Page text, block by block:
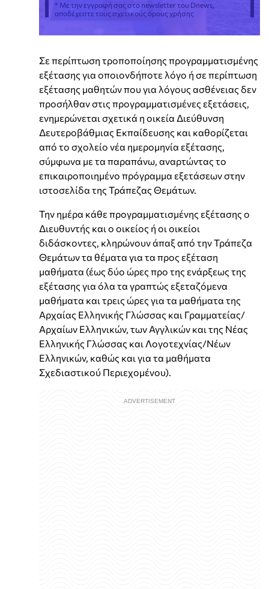
* Με την εγγραφή σας στο newsletter του Dnews,
αποδέχεστε τους σχετικούς όρους χρήσης
Σε περίπτωση τροποποίησης προγραμματισμένης
εξέτασης για οποιονδήποτε λόγο ή σε περίπτωση
εξέτασης μαθητών που για λόγους ασθένειας δεν
προσήλθαν στις προγραμματισμένες εξετάσεις,
ενημερώνεται σχετικά η οικεία Διεύθυνση
Δευτεροβάθμιας Εκπαίδευσης και καθορίζεται
από το σχολείο νέα ημερομηνία εξέτασης,
σύμφωνα με τα παραπάνω, αναρτώντας το
επικαιροποιημένο πρόγραμμα εξετάσεων στην
ιστοσελίδα της Τράπεζας Θεμάτων.
Την ημέρα κάθε προγραμματισμένης εξέτασης ο
Διευθυντής και ο οικείος ή οι οικείοι
διδάσκοντες, κληρώνουν άπαξ από την Τράπεζα
Θεμάτων τα θέματα για τα προς εξέταση
μαθήματα (έως δύο ώρες προ της ενάρξεως της
εξέτασης για όλα τα γραπτώς εξεταζόμενα
μαθήματα και τρεις ώρες για τα μαθήματα της
Αρχαίας Ελληνικής Γλώσσας και Γραμματείας/
Αρχαίων Ελληνικών, των Αγγλικών και της Νέας
Ελληνικής Γλώσσας και Λογοτεχνίας/Νέων
Ελληνικών, καθώς και για τα μαθήματα
Σχεδιαστικού Περιεχομένου).